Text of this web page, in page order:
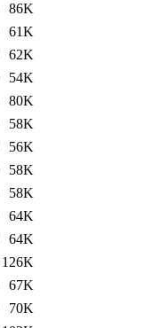
86K
61K
62K
54K
80K
58K
56K
58K
58K
64K
64K
126K
67K
70K